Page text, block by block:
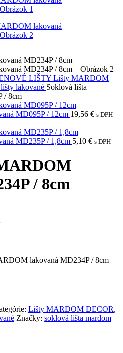
LIŠTY Lišty MARDOM
lakované Soklová lišta
/ 8cm
MD095P / 12cm 19,56 € s DPH
MD235P / 1,8cm 5,10 € s DPH
/ 8cm
lakovaná MD234P / 8cm
Lišty MARDOM DECOR,
Značky: soklová lišta mardom